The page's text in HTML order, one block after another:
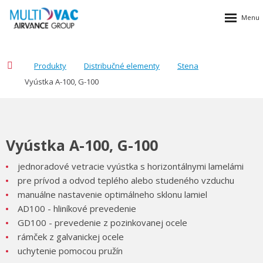
Produkty Distribučné elementy
Stena
Vyústka A-100, G-100
Vyústka A-100, G-100
jednoradové vetracie vyústka s horizontálnymi lamelámi
pre prívod a odvod teplého alebo studeného vzduchu
manuálne nastavenie optimálneho sklonu lamiel
AD100 - hliníkové prevedenie
GD100 - prevedenie z pozinkovanej ocele
rámček z galvanickej ocele
uchytenie pomocou pružín